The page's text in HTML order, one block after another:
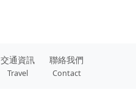
交通資訊
Travel
聯絡我們
Contact